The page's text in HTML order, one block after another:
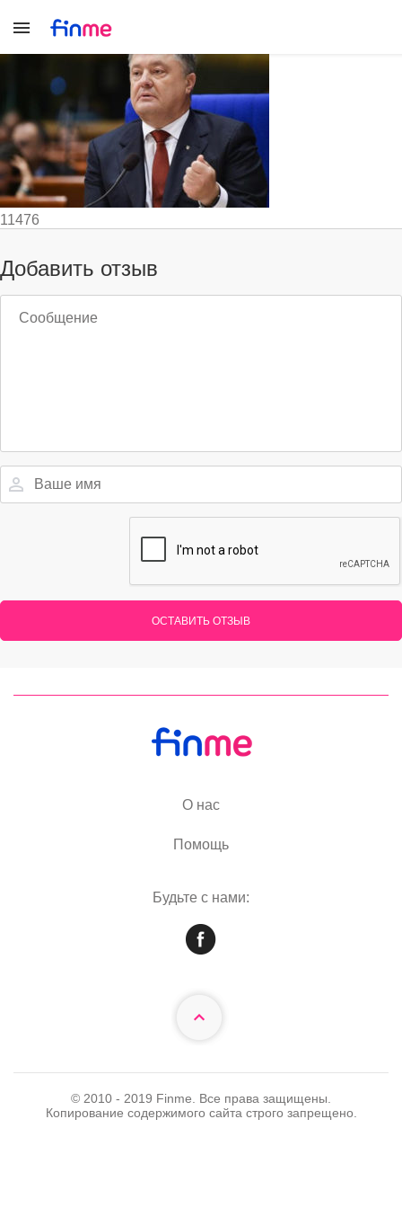
11476
Добавить отзыв
ОСТАВИТЬ ОТЗЫВ
О нас
Помощь
Будьте с нами:
© 2010 - 2019 Finme. Все права защищены.
Копирование содержимого сайта строго запрещено.